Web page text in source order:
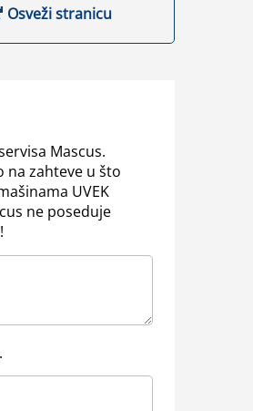
Osveži stranicu
Mascus.
na zahteve u što
UVEK
ne poseduje